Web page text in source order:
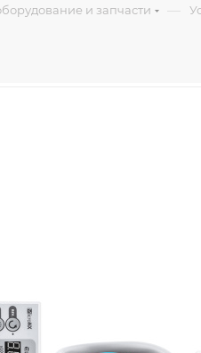
и запчасти —